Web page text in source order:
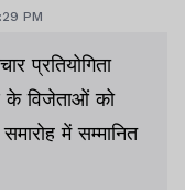
PM
प्रतियोगिता
के विजेताओं को
में सम्मानित